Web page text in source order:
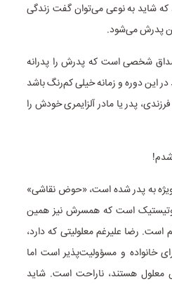
شاید به نوعی می‌توان گفت زندگی
پدرش می‌شود.
شخصی است که پدرش را پدرانه
این دوره و زمانه خیلی کم‌رنگ باشد
پدر یا مادر آلزایمری خودش را
ویژه به پدر شده است، «حوض نقاشی»
است که همسرش نیز همین
است. رضا علیرغم معلولیتی که دارد،
خانواده و مسؤولیت‌پذیر است اما
هستند، ناراحت است. شاید